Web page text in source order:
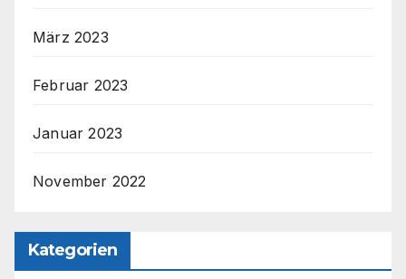
März 2023
Februar 2023
Januar 2023
November 2022
Kategorien